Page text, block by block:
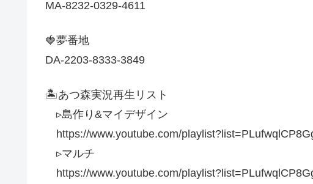
MA-8232-0329-4611
🍓夢番地
DA-2203-8333-3849
🏝あつ森実況再生リスト
▹島作り&マイデザイン
https://www.youtube.com/
▹マルチ
https://www.youtube.com/